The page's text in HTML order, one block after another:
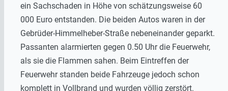
ein Sachschaden in Höhe von schätzungsweise 60
000 Euro entstanden. Die beiden Autos waren in der
Gebrüder-Himmelheber-Straße nebeneinander geparkt.
Passanten alarmierten gegen 0.50 Uhr die Feuerwehr,
als sie die Flammen sahen. Beim Eintreffen der
Feuerwehr standen beide Fahrzeuge jedoch schon
komplett in Vollbrand und wurden völlig zerstört.